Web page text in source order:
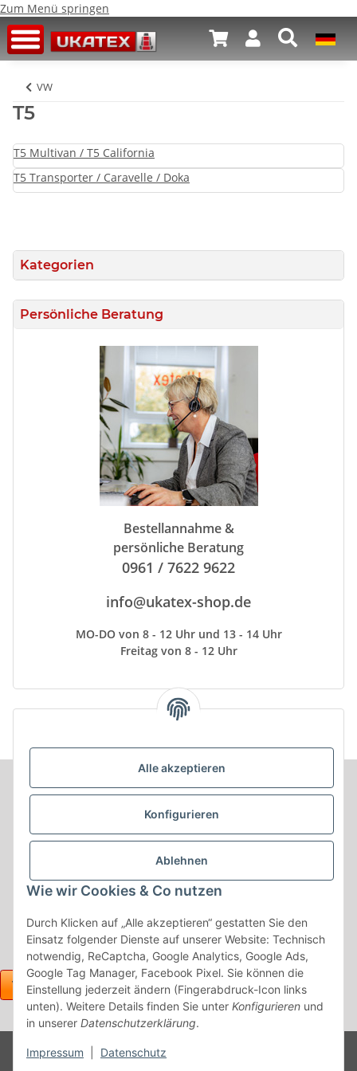
Zum Menü springen
Alle akzeptieren
Konfigurieren
Ablehnen
Wie wir Cookies & Co nutzen
Durch Klicken auf „Alle akzeptieren“ gestatten Sie den
Einsatz folgender Dienste auf unserer Website: Technisch
notwendig, ReCaptcha, Google Analytics, Google Ads,
Google Tag Manager, Facebook Pixel. Sie können die
Einstellung jederzeit ändern (Fingerabdruck-Icon links
unten). Weitere Details finden Sie unter Konfigurieren und
in unserer Datenschutzerklärung.
Impressum Datenschutz
VW
T5
T5 Multivan / T5 California
T5 Transporter / Caravelle / Doka
Kategorien
Persönliche Beratung
Bestellannahme &
persönliche Beratung
0961 / 7622 9622
info@ukatex-shop.de
MO-DO von 8 - 12 Uhr und 13 - 14 Uhr
Freitag von 8 - 12 Uhr
Informationen
Produkt Informationen
Shop Informationen
Gesetzliche Informationen
* Alle Preise inkl. gesetzlicher USt., zzgl.